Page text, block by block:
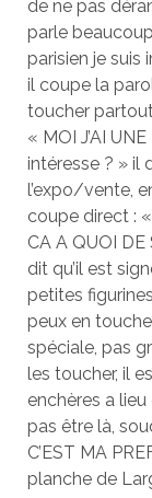
de ne pas
parle
parisien je suis
il coupe la
toucher
« MOI J’AI
intéresse ? » il
l’expo/vente,
coupe direct :
CA A QUOI DE
dit qu’il est
petites
peux en
spéciale, pas
les toucher, il
enchères a
pas être là,
C’EST MA
planche de